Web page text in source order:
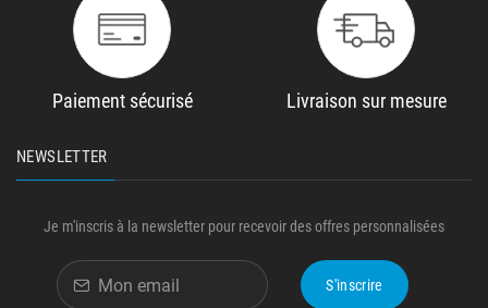
Paiement sécurisé Livraison sur mesure
NEWSLETTER
Je m'inscris à la newsletter pour recevoir des offres personnalisées
S'inscrire